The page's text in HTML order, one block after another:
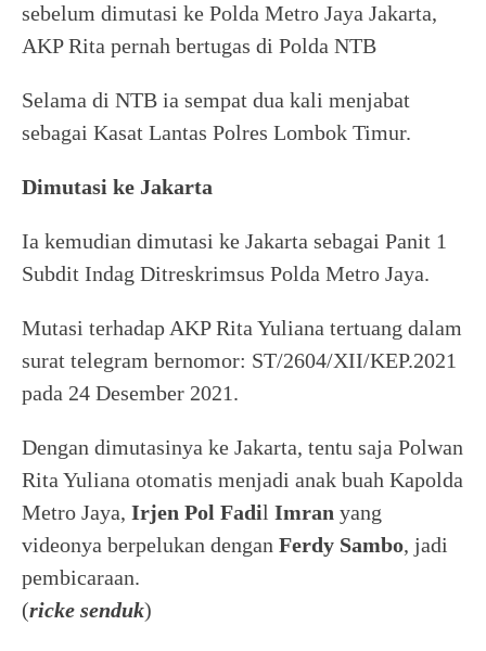
sebelum dimutasi ke Polda Metro Jaya Jakarta,
AKP Rita pernah bertugas di Polda NTB
Selama di NTB ia sempat dua kali menjabat
sebagai Kasat Lantas Polres Lombok Timur.
Dimutasi ke Jakarta
Ia kemudian dimutasi ke Jakarta sebagai Panit 1
Subdit Indag Ditreskrimsus Polda Metro Jaya.
Mutasi terhadap AKP Rita Yuliana tertuang dalam
surat telegram bernomor: ST/2604/XII/KEP.2021
pada 24 Desember 2021.
Dengan dimutasinya ke Jakarta, tentu saja Polwan
Rita Yuliana otomatis menjadi anak buah Kapolda
Metro Jaya, Irjen Pol Fadil Imran yang
videonya berpelukan dengan Ferdy Sambo, jadi
pembicaraan.
(ricke senduk)